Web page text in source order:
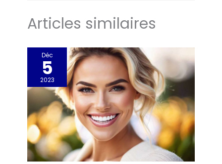
Articles similaires
Déc
5
2023